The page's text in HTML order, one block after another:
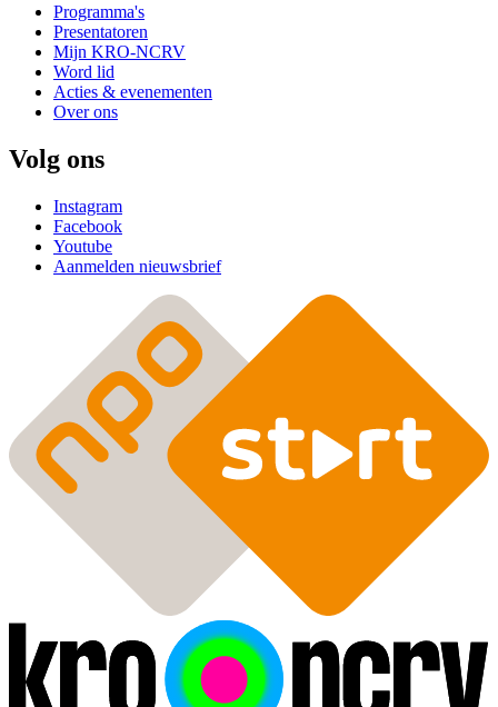
Programma's
Presentatoren
Mijn KRO-NCRV
Word lid
Acties & evenementen
Over ons
Volg ons
Instagram
Facebook
Youtube
Aanmelden nieuwsbrief